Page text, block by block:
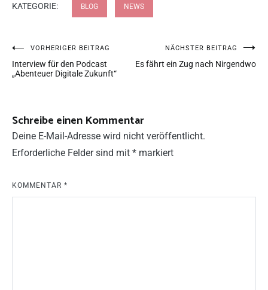
KATEGORIE: BLOG NEWS
VORHERIGER BEITRAG
Interview für den Podcast
„Abenteuer Digitale Zukunft“
NÄCHSTER BEITRAG
Es fährt ein Zug nach Nirgendwo
Schreibe einen Kommentar
Deine E-Mail-Adresse wird nicht veröffentlicht.
Erforderliche Felder sind mit * markiert
KOMMENTAR *